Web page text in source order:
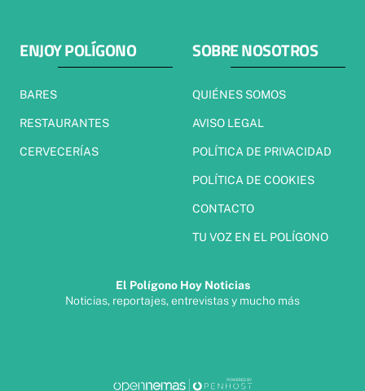
ENJOY POLÍGONO
BARES
RESTAURANTES
CERVECERÍAS
SOBRE NOSOTROS
QUIÉNES SOMOS
AVISO LEGAL
POLÍTICA DE PRIVACIDAD
POLÍTICA DE COOKIES
CONTACTO
TU VOZ EN EL POLÍGONO
El Polígono Hoy Noticias
Noticias, reportajes, entrevistas y mucho más